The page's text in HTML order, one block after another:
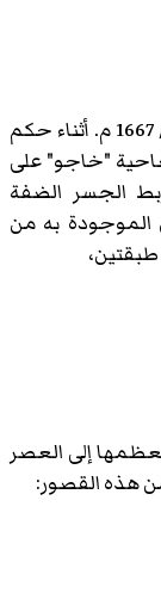
بني فيما بين عامي 1051 هـ / 1642 - و107 هـ / 1667 م. أثناء حكم
"خاجو" على
الجسر الضفة
الموجودة به من
إلى العصر
هذه القصور: